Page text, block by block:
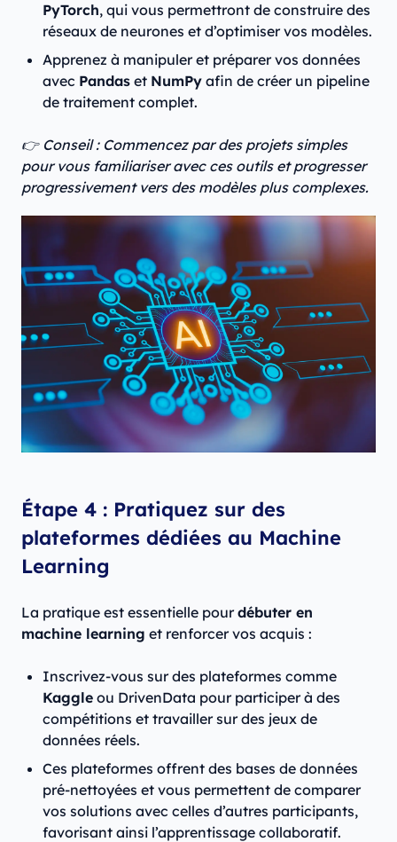
PyTorch, qui vous permettront de construire des
réseaux de neurones et d’optimiser vos modèles.
Apprenez à manipuler et préparer vos données
avec Pandas et NumPy afin de créer un pipeline
de traitement complet.
👉 Conseil : Commencez par des projets simples
pour vous familiariser avec ces outils et progresser
progressivement vers des modèles plus complexes.
Étape 4 : Pratiquez sur des
plateformes dédiées au Machine
Learning
La pratique est essentielle pourdébuter en
machine learning et renforcer vos acquis :
Inscrivez-vous sur des plateformes comme
Kaggle ou DrivenData pour participer à des
compétitions et travailler sur des jeux de
données réels.
Ces plateformes offrent des bases de données
pré-nettoyées et vous permettent de comparer
vos solutions avec celles d’autres participants,
favorisant ainsi l’apprentissage collaboratif.